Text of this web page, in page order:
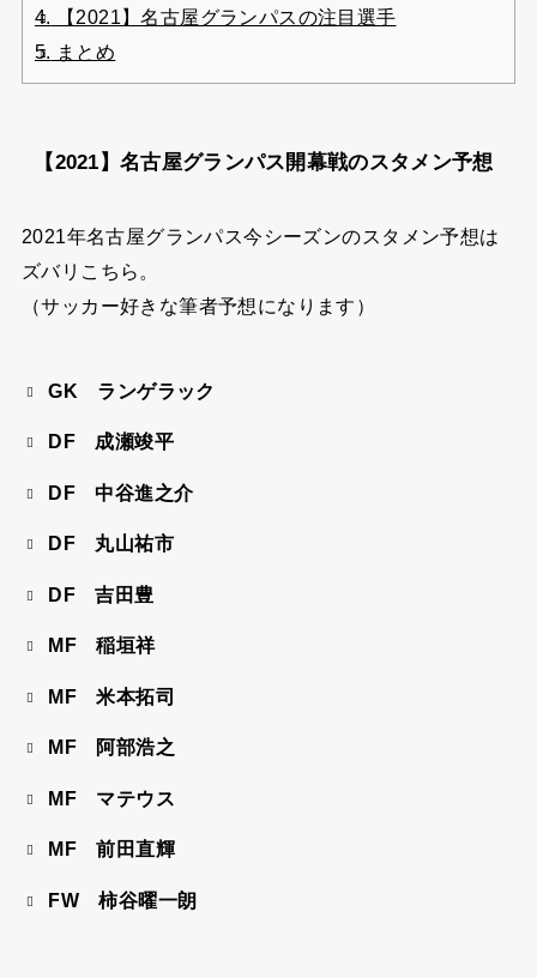
4.
【2021】名古屋グランパスの注目選手
5. まとめ
【2021】名古屋グランパス開幕戦のスタメン予想
2021年名古屋グランパス今シーズンのスタメン予想は
ズバリこちら。
（サッカー好きな筆者予想になります）
GK ランゲラック
DF 成瀬竣平
DF 中谷進之介
DF 丸山祐市
DF 吉田豊
MF 稲垣祥
MF 米本拓司
MF 阿部浩之
MF マテウス
MF 前田直輝
FW 柿谷曜一朗